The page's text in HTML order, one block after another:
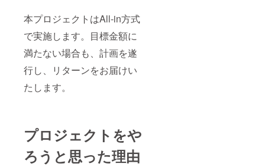
本プロジェクトはAll-in方式
で実施します。目標金額に
満たない場合も、計画を遂
行し、リターンをお届けい
たします。
プロジェクトをや
ろうと思った理由